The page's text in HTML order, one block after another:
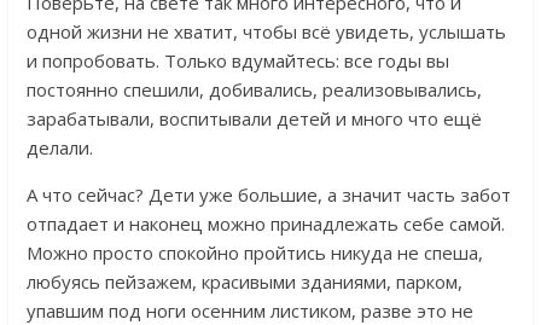
одной жизни не хватит, чтобы всё увидеть, услышать
и попробовать. Только вдумайтесь: все годы вы
постоянно спешили, добивались, реализовывались,
зарабатывали, воспитывали детей и много что ещё
делали.
А что сейчас? Дети уже большие, а значит часть забот
отпадает и наконец можно принадлежать себе самой.
Можно просто спокойно пройтись никуда не спеша,
любуясь пейзажем, красивыми зданиями, парком,
упавшим под ноги осенним листиком, разве это не